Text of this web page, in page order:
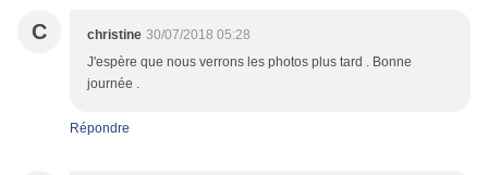
C christine 30/07/2018 05:28
J'espère que nous verrons les photos plus tard . Bonne
journée .
Répondre